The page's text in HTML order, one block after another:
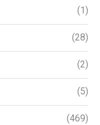
(1)
(28)
(2)
(5)
(469)